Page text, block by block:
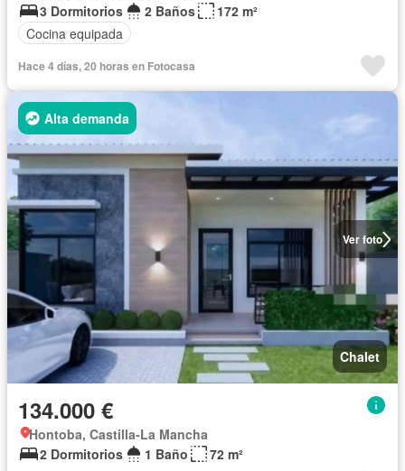
3 Dormitorios
2 Baños
172 m²
Cocina equipada
Hace 4 días, 20 horas en Fotocasa
Ver foto
Alta demanda
Chalet
134.000 €
Hontoba, Castilla-La Mancha
2 Dormitorios
1 Baño 72 m²